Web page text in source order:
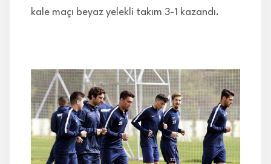
kale maçı beyaz yelekli takım 3-1 kazandı.